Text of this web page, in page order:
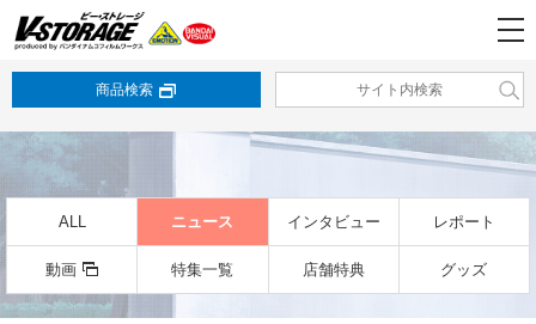
商品検索
ALL ニュース インタビュー レポート
動画 特集一覧 店舗特典 グッズ